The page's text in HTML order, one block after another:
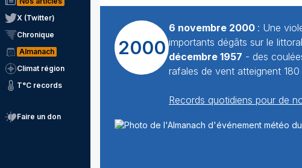
X (Twitter)
Chronique
Almanach
Climat région
T°C records
Faire un don
2000
6 novembre 2000 : Une
importants dégâts sur le
décembre 1957 - des
rafales de vent atteignent
Records quotidiens pour de